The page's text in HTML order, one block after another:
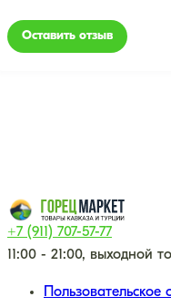
Оставить отзыв
+7 (911) 707-57-77
11:00 - 21:00, выходной